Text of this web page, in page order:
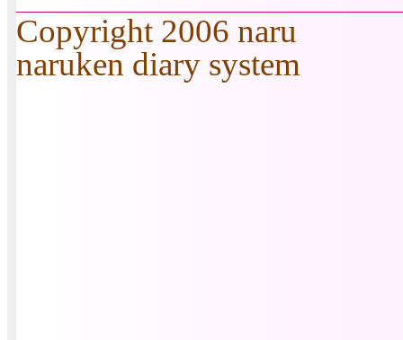
Copyright 2006 naru
naruken diary system